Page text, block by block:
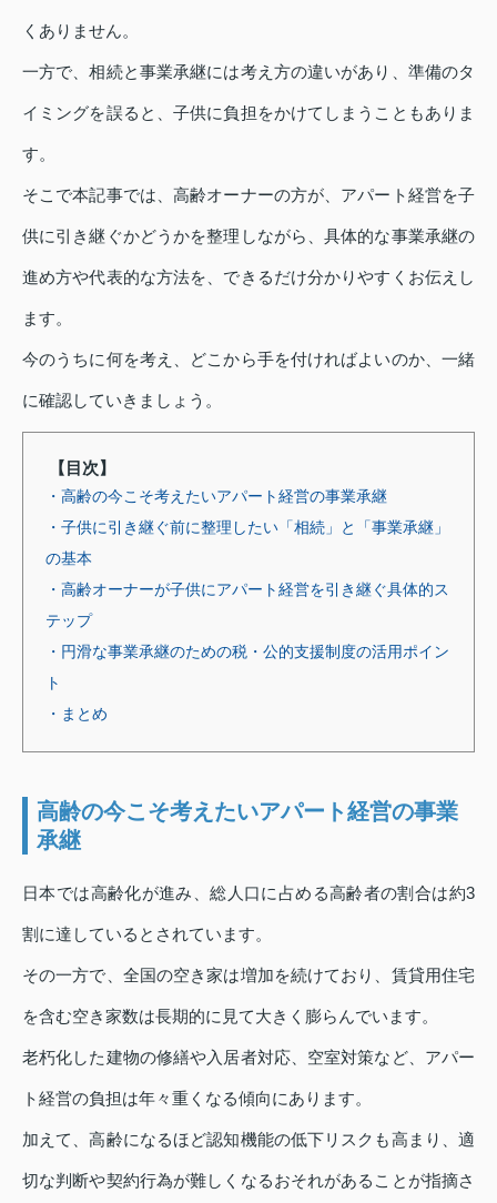
くありません。
一方で、相続と事業承継には考え方の違いがあり、準備のタ
イミングを誤ると、子供に負担をかけてしまうこともありま
す。
そこで本記事では、高齢オーナーの方が、アパート経営を子
供に引き継ぐかどうかを整理しながら、具体的な事業承継の
進め方や代表的な方法を、できるだけ分かりやすくお伝えし
ます。
今のうちに何を考え、どこから手を付ければよいのか、一緒
に確認していきましょう。
【目次】
・高齢の今こそ考えたいアパート経営の事業承継
・子供に引き継ぐ前に整理したい「相続」と「事業承継」
の基本
・高齢オーナーが子供にアパート経営を引き継ぐ具体的ス
テップ
・円滑な事業承継のための税・公的支援制度の活用ポイン
ト
・まとめ
高齢の今こそ考えたいアパート経営の事業
承継
日本では高齢化が進み、総人口に占める高齢者の割合は約3
割に達しているとされています。
その一方で、全国の空き家は増加を続けており、賃貸用住宅
を含む空き家数は長期的に見て大きく膨らんでいます。
老朽化した建物の修繕や入居者対応、空室対策など、アパー
ト経営の負担は年々重くなる傾向にあります。
加えて、高齢になるほど認知機能の低下リスクも高まり、適
切な判断や契約行為が難しくなるおそれがあることが指摘さ